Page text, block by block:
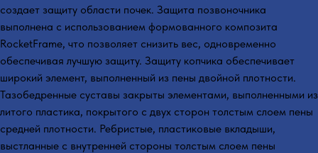
создает защиту области почек. Защита позвоночника
выполнена с использованием формованного композита
RocketFrame, что позволяет снизить вес, одновременно
обеспечивая лучшую защиту. Защиту копчика обеспечивает
широкий элемент, выполненный из пены двойной плотности.
Тазобедренные суставы закрыты элементами, выполненными из
литого пластика, покрытого с двух сторон толстым слоем пены
средней плотности. Ребристые, пластиковые вкладыши,
выстланные с внутренней стороны толстым слоем пены